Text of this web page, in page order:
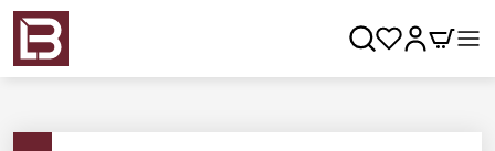
Zum Hauptinhalt springen
Suche